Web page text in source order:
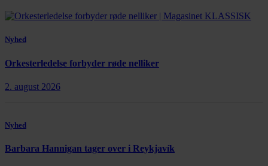
Nyhed
Orkesterledelse forbyder røde nelliker
2. august 2026
Nyhed
Barbara Hannigan tager over i Reykjavík